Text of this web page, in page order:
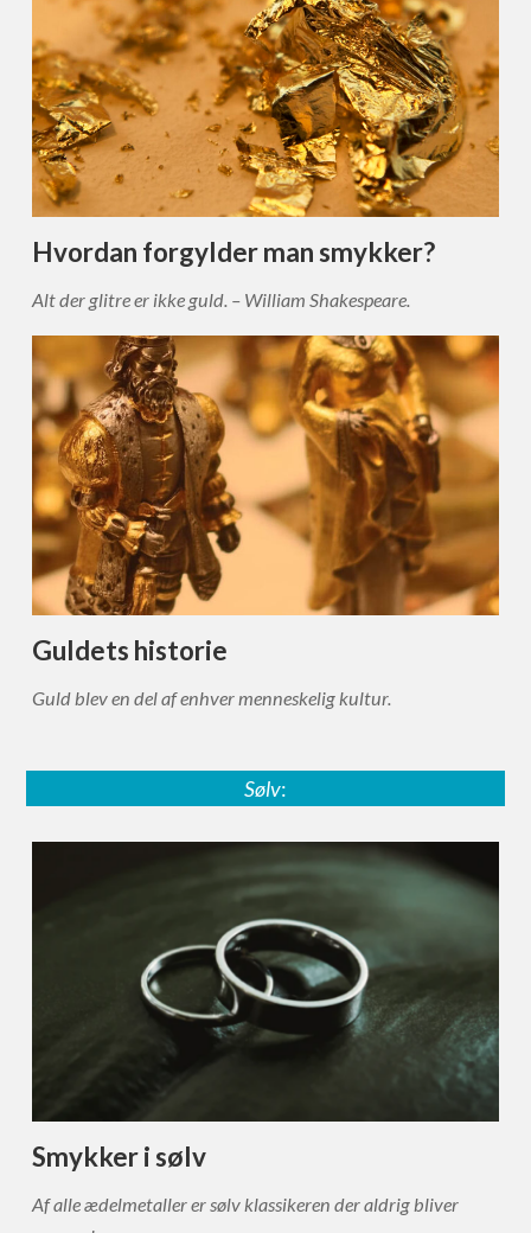
Hvordan forgylder man smykker?
Alt der glitre er ikke guld. – William Shakespeare.
Guldets historie
Guld blev en del af enhver menneskelig kultur.
Sølv:
Smykker i sølv
Af alle ædelmetaller er sølv klassikeren der aldrig bliver